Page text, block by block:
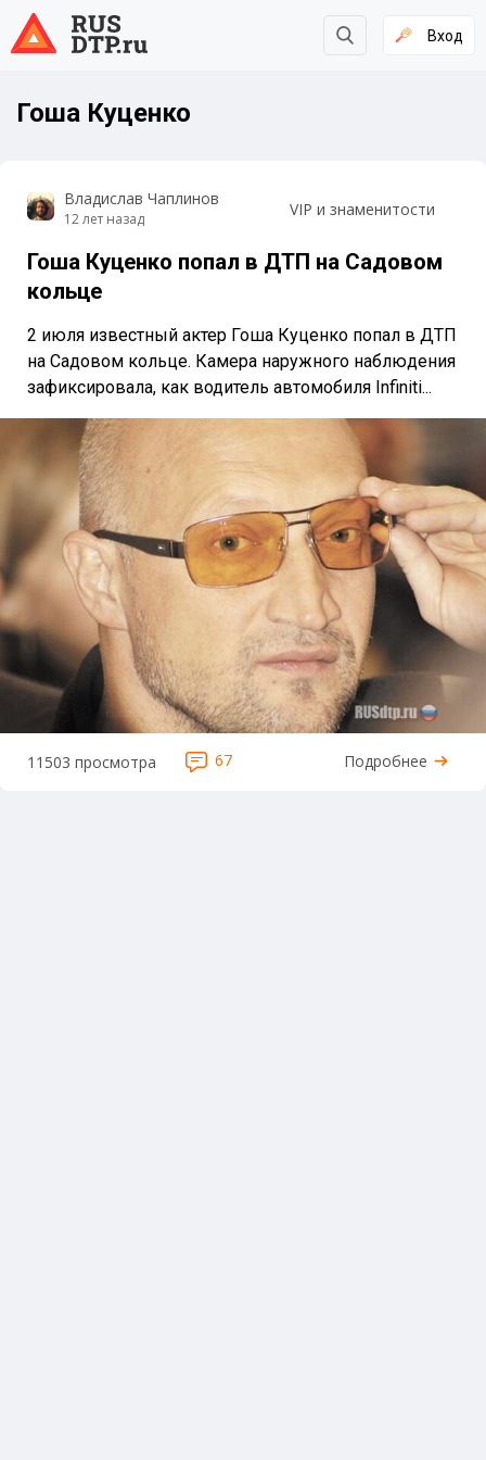
Вход
Гоша Куценко
Владислав Чаплинов
12 лет назад VIP и знаменитости
Гоша Куценко попал в ДТП на Садовом
кольце
2 июля известный актер Гоша Куценко попал в ДТП
на Садовом кольце. Камера наружного наблюдения
зафиксировала, как водитель автомобиля Infiniti...
11503 просмотра 67 Подробнее